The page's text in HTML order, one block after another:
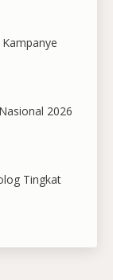
2026
Tingkat